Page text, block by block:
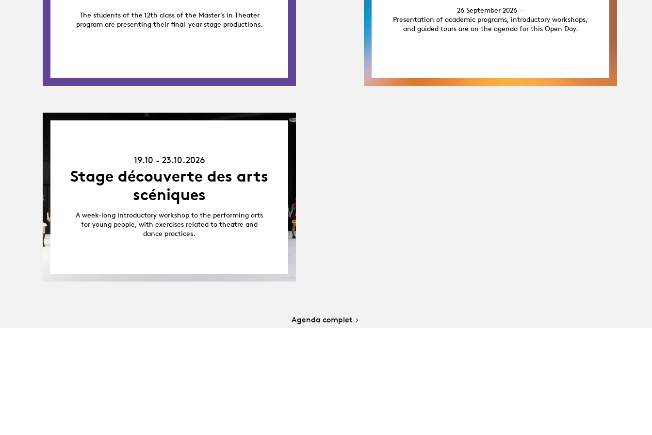
The students of the 12th class of the Master’s in Theater
program are presenting their final-year stage productions.
26 September 2026 —
Presentation of academic programs, introductory workshops,
and guided tours are on the agenda for this Open Day.
19.10 - 23.10.2026
Stage découverte des arts
scéniques
A week-long introductory workshop to the performing arts
for young people, with exercises related to theatre and
dance practices.
Agenda complet